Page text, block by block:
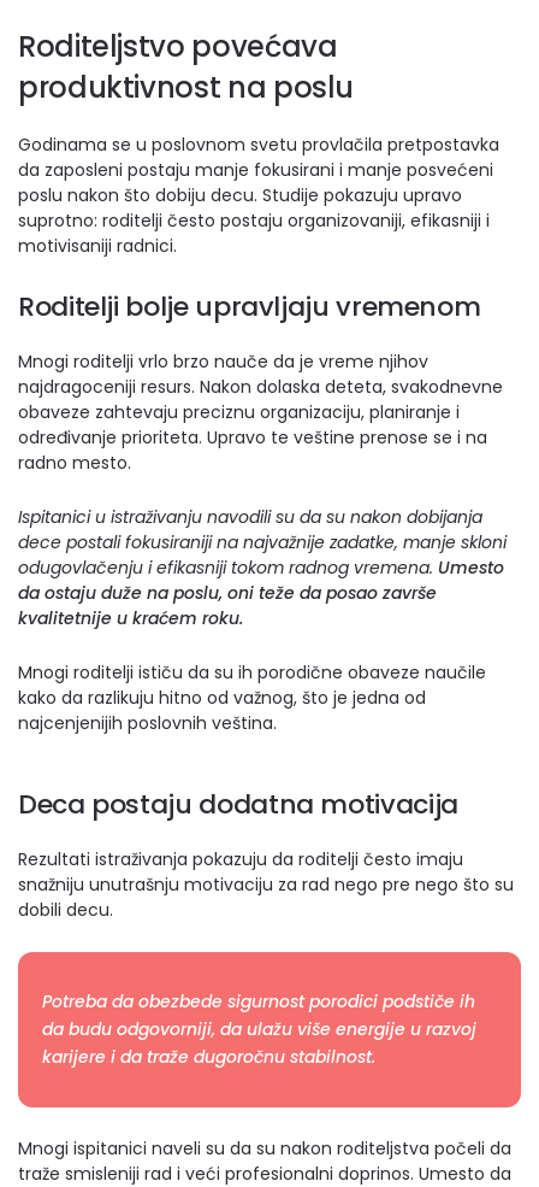
Roditeljstvo povećava
produktivnost na poslu
Godinama se u poslovnom svetu provlačila pretpostavka
da zaposleni postaju manje fokusirani i manje posvećeni
poslu nakon što dobiju decu. Studije pokazuju upravo
suprotno: roditelji često postaju organizovaniji, efikasniji i
motivisaniji radnici.
Roditelji bolje upravljaju vremenom
Mnogi roditelji vrlo brzo nauče da je vreme njihov
najdragoceniji resurs. Nakon dolaska deteta, svakodnevne
obaveze zahtevaju preciznu organizaciju, planiranje i
određivanje prioriteta. Upravo te veštine prenose se i na
radno mesto.
Ispitanici u istraživanju navodili su da su nakon dobijanja
dece postali fokusiraniji na najvažnije zadatke, manje skloni
odugovlačenju i efikasniji tokom radnog vremena. Umesto
da ostaju duže na poslu, oni teže da posao završe
kvalitetnije u kraćem roku.
Mnogi roditelji ističu da su ih porodične obaveze naučile
kako da razlikuju hitno od važnog, što je jedna od
najcenjenijih poslovnih veština.
Deca postaju dodatna motivacija
Rezultati istraživanja pokazuju da roditelji često imaju
snažniju unutrašnju motivaciju za rad nego pre nego što su
dobili decu.
Potreba da obezbede sigurnost porodici podstiče ih
da budu odgovorniji, da ulažu više energije u razvoj
karijere i da traže dugoročnu stabilnost.
Mnogi ispitanici naveli su da su nakon roditeljstva počeli da
traže smisleniji rad i veći profesionalni doprinos. Umesto da